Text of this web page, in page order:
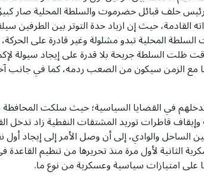
حلف قبائل حضرموت والسلطة المحلية صار كبيرًا،
القادمة، حيث إن ازياد حدة التوتر بين الطرفين
السلطة المحلية تبدو مشلولة وغير قادرة على
ظلت السلطة جريحة بلا قدرة على إيجاد سيولة
مع الزمن سيكون من الصعب ردمه، كما في جانب
وتدخلهم في القضايا السياسية؛ حيث سلكت
قاطرات توريد المشتقات النفطية زاد تدخل
الساحل والوادي، إلى أن وصل الأمر إلى إيجاد أول
امتيازات سياسية وعسكرية من نوع ما.